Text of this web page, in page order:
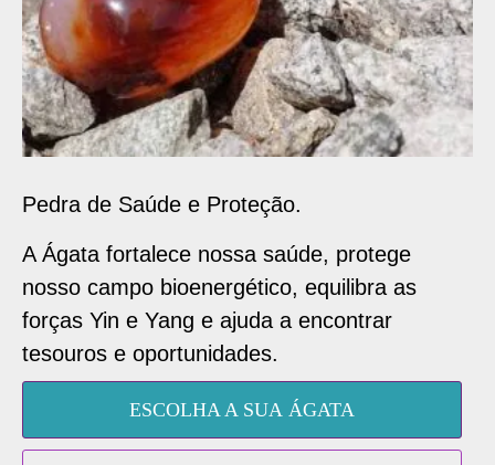
Pedra de Saúde e Proteção.
A Ágata fortalece nossa saúde, protege
nosso campo bioenergético, equilibra as
forças Yin e Yang e ajuda a encontrar
tesouros e oportunidades.
ESCOLHA A SUA ÁGATA